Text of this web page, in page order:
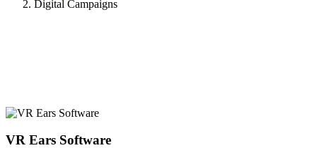
Digital Campaigns
VR Ears Software